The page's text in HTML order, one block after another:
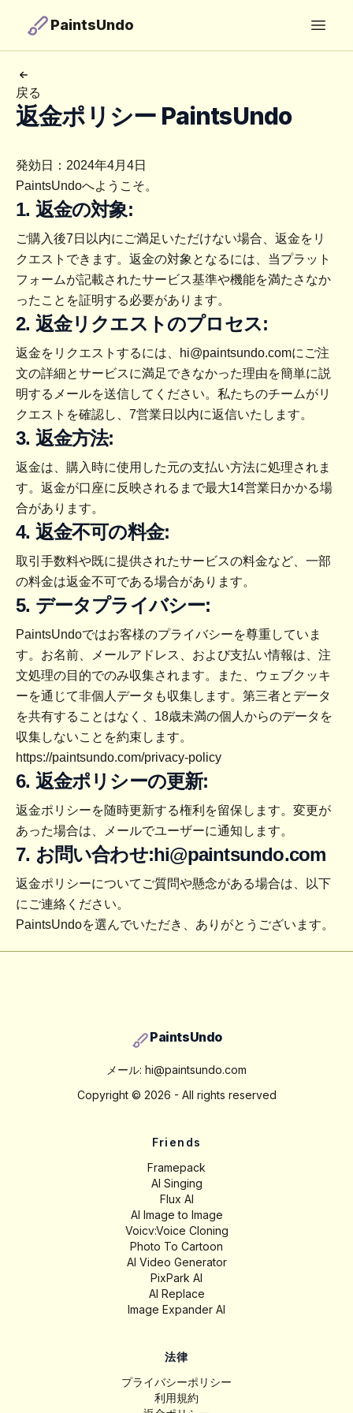
PaintsUndo
Open
戻る
返金ポリシー PaintsUndo
発効日：2024年4月4日
PaintsUndoへようこそ。
1. 返金の対象:
ご購入後7日以内にご満足いただけない場合、返金をリ
クエストできます。返金の対象となるには、当プラット
フォームが記載されたサービス基準や機能を満たさなか
ったことを証明する必要があります。
2. 返金リクエストのプロセス:
返金をリクエストするには、 hi@paintsundo.comにご注
文の詳細とサービスに満足できなかった理由を簡単に説
明するメールを送信してください。私たちのチームがリ
クエストを確認し、7営業日以内に返信いたします。
3. 返金方法:
返金は、購入時に使用した元の支払い方法に処理されま
す。返金が口座に反映されるまで最大14営業日かかる場
合があります。
4. 返金不可の料金:
取引手数料や既に提供されたサービスの料金など、一部
の料金は返金不可である場合があります。
5. データプライバシー:
PaintsUndoではお客様のプライバシーを尊重していま
す。お名前、メールアドレス、および支払い情報は、注
文処理の目的でのみ収集されます。また、ウェブクッキ
ーを通じて非個人データも収集します。第三者とデータ
を共有することはなく、18歳未満の個人からのデータを
収集しないことを約束します。
https://paintsundo.com/privacy-policy
6. 返金ポリシーの更新:
返金ポリシーを随時更新する権利を留保します。変更が
あった場合は、メールでユーザーに通知します。
7. お問い合わせ:hi@paintsundo.com
返金ポリシーについてご質問や懸念がある場合は、以下
にご連絡ください。
PaintsUndoを選んでいただき、ありがとうございます。
PaintsUndo
メール: hi@paintsundo.com
Copyright © 2026 - All rights reserved
Friends
Framepack
AI Singing
Flux AI
AI Image to Image
Voicv:Voice Cloning
Photo To Cartoon
AI Video Generator
PixPark AI
AI Replace
Image Expander AI
法律
プライバシーポリシー
利用規約